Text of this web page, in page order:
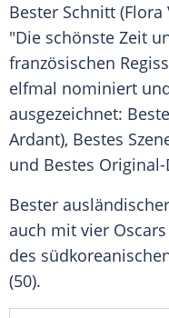
Bester Schnitt
"Die schönste Zeit
französischen
elfmal nominiert
ausgezeichnet:
Ardant), Bestes
und Bestes
Bester
auch mit vier
des
(50).